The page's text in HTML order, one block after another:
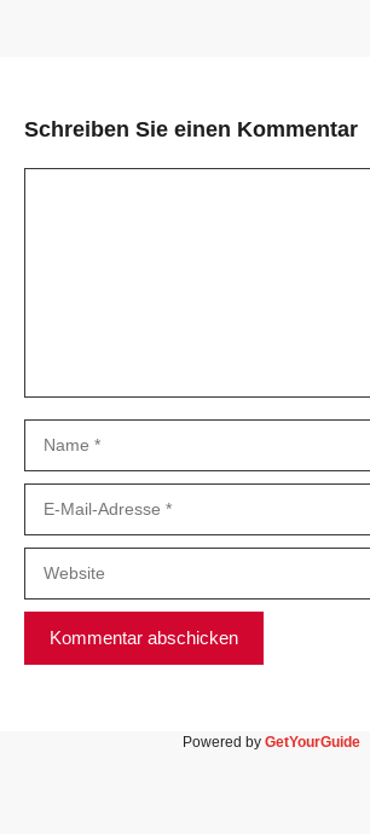
Schreiben Sie einen Kommentar
Powered by GetYourGuide